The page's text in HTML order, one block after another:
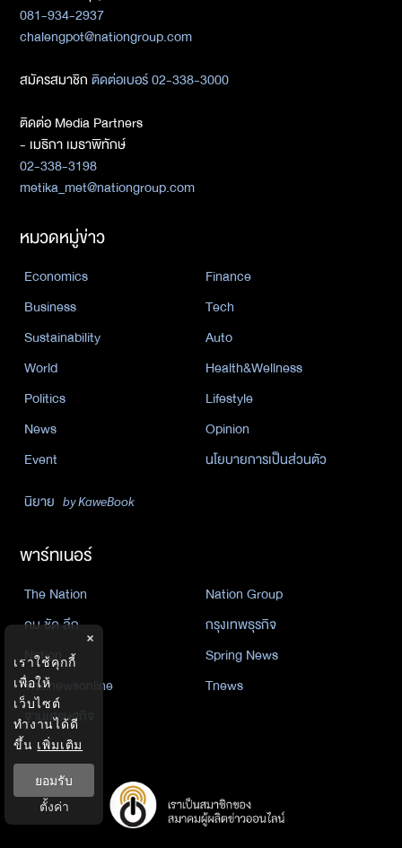
081-934-2937
chalengpot@nationgroup.com
สมัครสมาชิกติดต่อเบอร์ 02-338-3000
ติดต่อ Media Partners
- เมธิกา เมธาพิทักษ์
02-338-3198
metika_met@nationgroup.com
หมวดหมู่ข่าว
Economics
Finance
Business
Tech
Sustainability
Auto
World
Health&Wellness
Politics
Lifestyle
News
Opinion
Event
นโยบายการเป็นส่วนตัว
นิยาย by KaweBook
พาร์ทเนอร์
The Nation
Nation Group
คม ชัด ลึก
กรุงเทพธุรกิจ
Nation
Spring News
Thainewsonline
Tnews
ฐานเศรษฐกิจ
×
เราใช้คุกกี้
เพื่อให้
เว็บไซต์
ทำงานได้ดี
ขึ้น เพิ่มเติม
ยอมรับ
ตั้งค่า